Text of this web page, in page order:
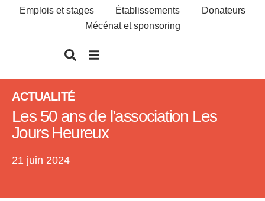
Emplois et stages Établissements
Donateurs
Mécénat et sponsoring
ACTUALITÉ
Les 50 ans de l’association Les
Jours Heureux
21 juin 2024